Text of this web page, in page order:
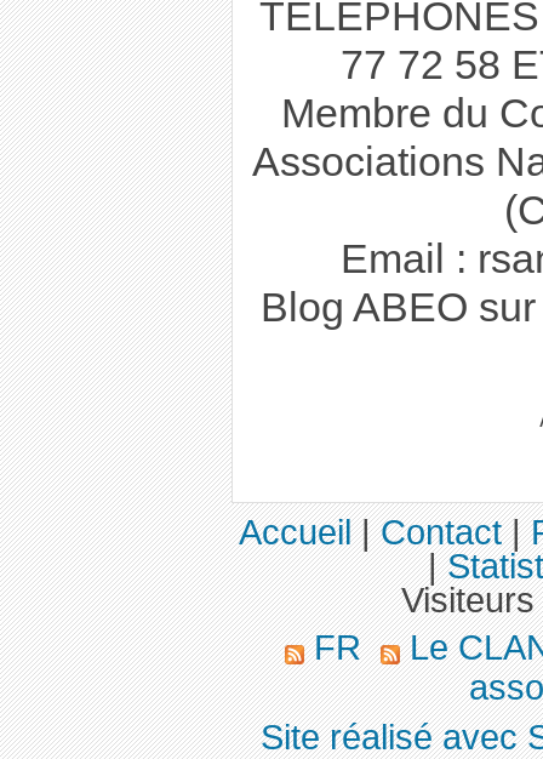
77 72 58
Membre du
Associations
Email :
Blog ABEO
Accueil|Contact|
|
FR
Le
Site réalisé avec